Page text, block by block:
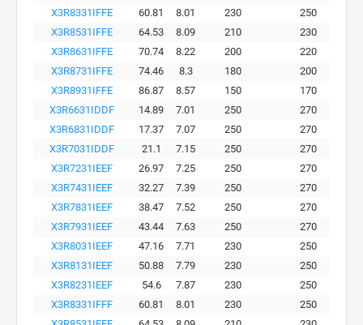
X3R8331IFFE
60.81 8.01 230
250
X3R8531IFFE
64.53 8.09 210
230
X3R8631IFFE
70.74 8.22 200
220
X3R8731IFFE
74.46 8.3 180
200
X3R8931IFFE
86.87 8.57 150
170
X3R6631IDDF
14.89 7.01 250
270
X3R6831IDDF
17.37 7.07 250
270
X3R7031IDDF
21.1 7.15 250
270
X3R7231IEEF
26.97 7.25 250
270
X3R7431IEEF
32.27 7.39 250
270
X3R7831IEEF
38.47 7.52 250
270
X3R7931IEEF
43.44 7.63 250
270
X3R8031IEEF
47.16 7.71 230
250
X3R8131IEEF
50.88 7.79 230
250
X3R8231IEEF
54.6 7.87 230
250
X3R8331IFFF
60.81 8.01 230
250